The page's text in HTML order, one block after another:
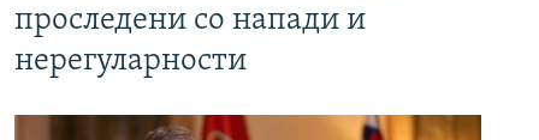
проследени со напади и
нерегуларности